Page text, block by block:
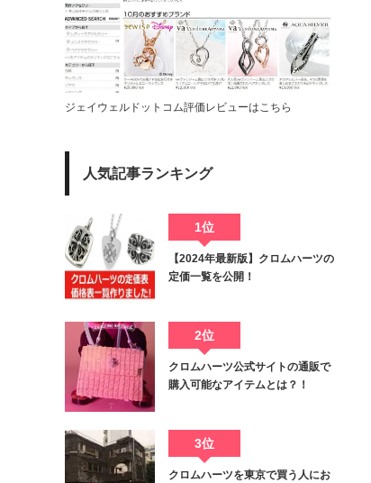
ジェイウェルドットコム評価レビューはこちら
人気記事ランキング
1位
【2024年最新版】クロムハーツの
定価一覧を公開！
2位
クロムハーツ公式サイトの通販で
購入可能なアイテムとは？！
3位
クロムハーツを東京で買う人にお